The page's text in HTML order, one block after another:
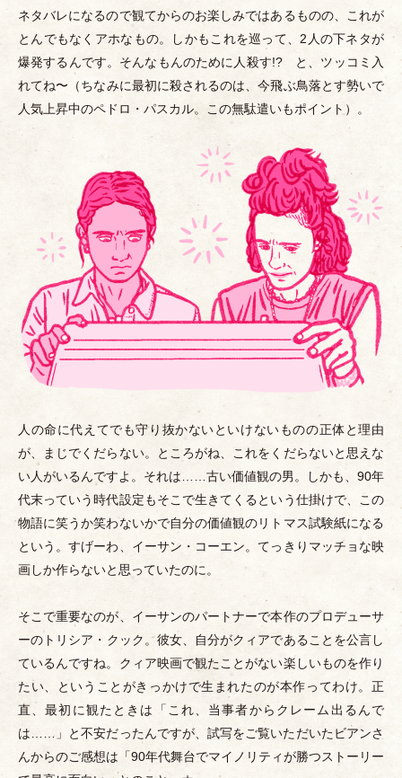
ネタバレになるので観てからのお楽しみではあるものの、これが
とんでもなくアホなもの。しかもこれを巡って、2人の下ネタが
爆発するんです。そんなもんのために人殺す!? と、ツッコミ入
れてね〜 （ちなみに最初に殺されるのは、今飛ぶ鳥落とす勢いで
人気上昇中のペドロ ・ パスカル。この無駄遣いもポイント ） 。
人の命に代えてでも守り抜かないといけないものの正体と理由
が、まじでくだらない。ところがね、これをくだらないと思えな
い人がいるんですよ。それは……古い価値観の男。しかも、90年
代末っていう時代設定もそこで生きてくるという仕掛けで、この
物語に笑うか笑わないかで自分の価値観のリトマス試験紙になる
という。すげーわ、イーサン ・ コーエン。てっきりマッチョな映
画しか作らないと思っていたのに。
そこで重要なのが、イーサンのパートナーで本作のプロデューサ
ーのトリシア ・ クック。彼女、自分がクィアであることを公言し
ているんですね。クィア映画で観たことがない楽しいものを作り
たい、ということがきっかけで生まれたのが本作ってわけ。正
直、最初に観たときは
「 これ、当事者からクレーム出るんで
は…… 」
と不安だったんですが、試写をご覧いただいたビアンさ
んからのご感想は 「90年代舞台でマイノリティが勝つストーリー